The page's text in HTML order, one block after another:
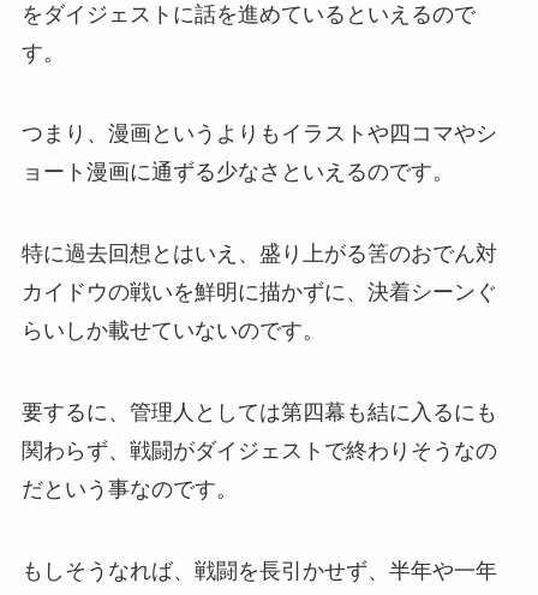
をダイジェストに話を進めているといえるので
す。
つまり、漫画というよりもイラストや四コマやシ
ョート漫画に通ずる少なさといえるのです。
特に過去回想とはいえ、盛り上がる筈のおでん対
カイドウの戦いを鮮明に描かずに、決着シーンぐ
らいしか載せていないのです。
要するに、管理人としては第四幕も結に入るにも
関わらず、戦闘がダイジェストで終わりそうなの
だという事なのです。
もしそうなれば、戦闘を長引かせず、半年や一年